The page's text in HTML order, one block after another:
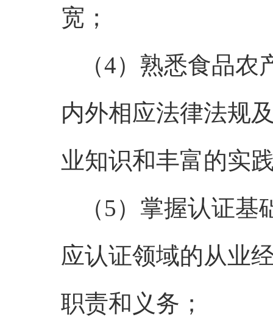
宽；
（4）熟悉食品
内外相应法律法规
业知识和丰富的实
（5）掌握认证
应认证领域的从业
职责和义务；